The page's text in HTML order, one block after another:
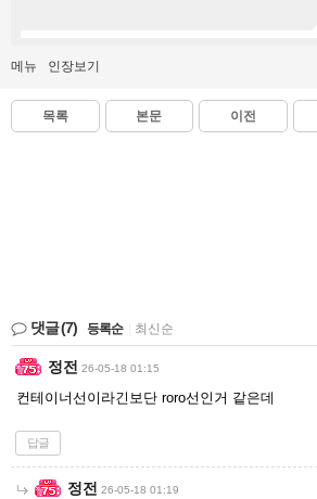
메뉴 인장보기
목록 본문 이전
댓글(7) 등록순 최신순
정전 26-05-18 01:15
컨테이너선이라긴보단 roro선인거 같은데
답글
정전 26-05-18 01:19